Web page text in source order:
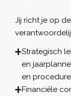
Jij richt je op
Strategisch
en
en
Financiële